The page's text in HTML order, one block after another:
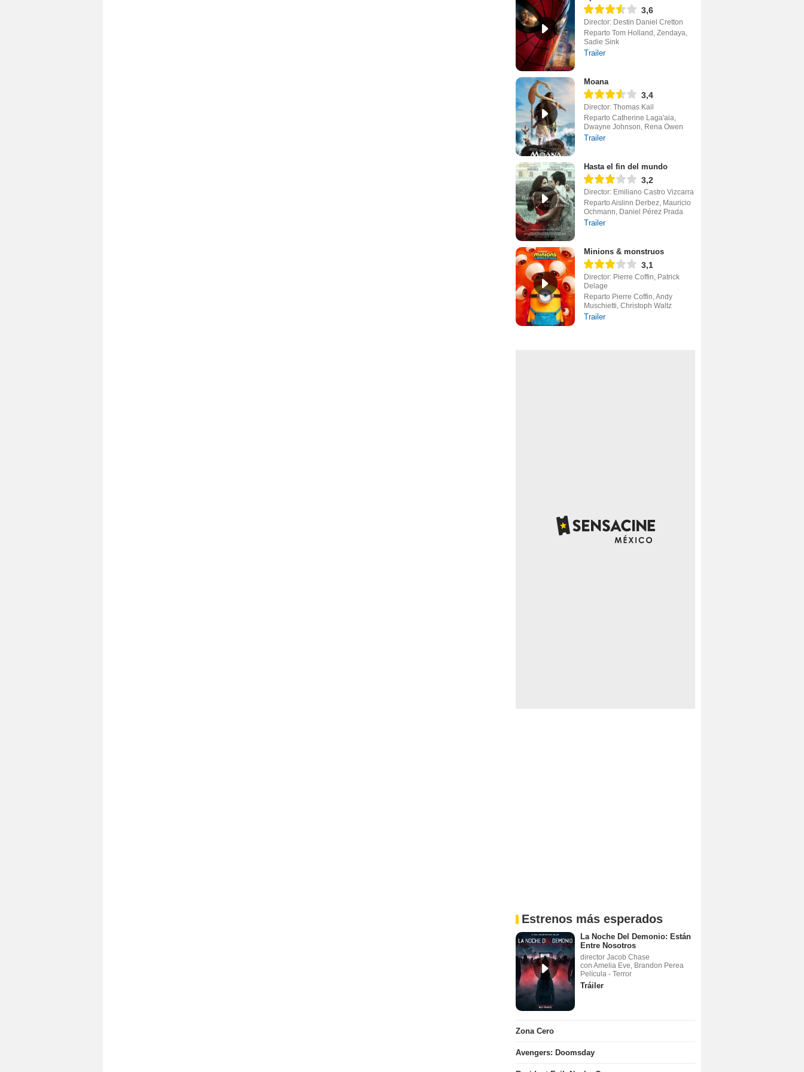
3,6
Director: Destin Daniel Cretton
Reparto Tom Holland, Zendaya,
Sadie Sink
Trailer
Moana
3,4
Director: Thomas Kail
Reparto Catherine Laga'aia,
Dwayne Johnson, Rena Owen
Trailer
Hasta el fin del mundo
3,2
Director: Emiliano Castro Vizcarra
Reparto Aislinn Derbez, Mauricio
Ochmann, Daniel Pérez Prada
Trailer
Minions & monstruos
3,1
Director: Pierre Coffin, Patrick
Delage
Reparto Pierre Coffin, Andy
Muschietti, Christoph Waltz
Trailer
Estrenos más esperados
La Noche Del Demonio: Están
Entre Nosotros
director Jacob Chase
con Amelia Eve, Brandon Perea
Película - Terror
Tráiler
Zona Cero
Avengers: Doomsday